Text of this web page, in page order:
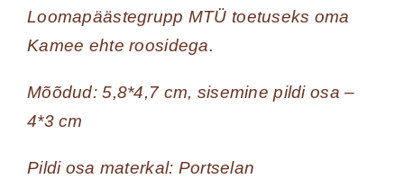
Loomapäästegrupp MTÜ toetuseks oma
Kamee ehte roosidega.
Mõõdud: 5,8*4,7 cm, sisemine pildi osa –
4*3 cm
Pildi osa materkal: Portselan